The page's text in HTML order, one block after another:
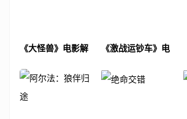
《大怪兽》电影解
《激战运钞车》电